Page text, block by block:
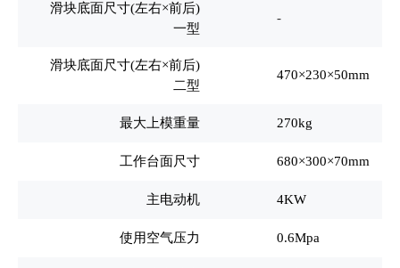
滑块底面尺寸(左右×前后)
一型
-
滑块底面尺寸(左右×前后)
二型
470×230×50mm
最大上模重量 270kg
工作台面尺寸 680×300×70mm
主电动机 4KW
使用空气压力 0.6Mpa